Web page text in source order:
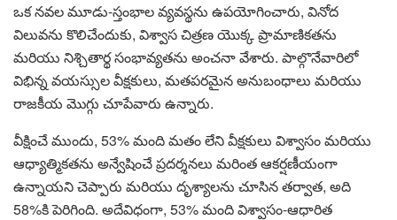
ఒక నవల మూడు-స్తంభాల వ్యవస్థను ఉపయోగించారు, వినోద
విలువను కొలిచేందుకు, విశ్వాస చిత్రణ యొక్క ప్రామాణికతను
మరియు నిశ్చితార్థ సంభావ్యతను అంచనా వేశారు. పాల్గొనేవారిలో
విభిన్న వయస్సుల వీక్షకులు, మతపరమైన అనుబంధాలు మరియు
రాజకీయ మొగ్గు చూపేవారు ఉన్నారు.
వీక్షించే ముందు, 53% మంది మతం లేని వీక్షకులు విశ్వాసం మరియు
ఆధ్యాత్మికతను అన్వేషించే ప్రదర్శనలు మరింత ఆకర్షణీయంగా
ఉన్నాయని చెప్పారు మరియు దృశ్యాలను చూసిన తర్వాత, అది
58%కి పెరిగింది. అదేవిధంగా, 53% మంది విశ్వాసం-ఆధారిత